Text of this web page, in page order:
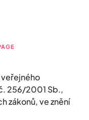
256/2001 Sb.,
zákonů, ve znění